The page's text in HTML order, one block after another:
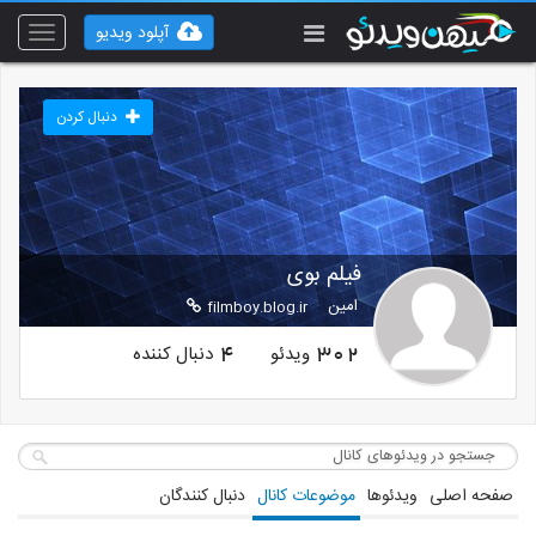
Toggle
آپلود ویدیو
فیلم بوی
امین filmboy.blog.ir
دنبال کردن
302 ویدئو 4 دنبال کننده
صفحه اصلی ویدئوها موضوعات کانال دنبال کنندگان